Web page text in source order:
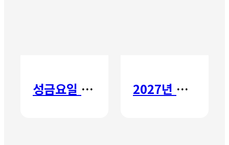
성금요일 칸타타 2027년 갈보리 어학원 유치부 신입생 모집